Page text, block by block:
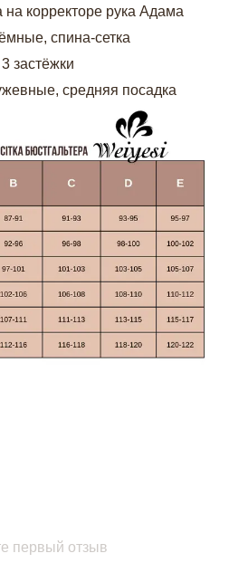
на корректоре рука Адама
спина-сетка
застёжки
средняя посадка
первый отзыв